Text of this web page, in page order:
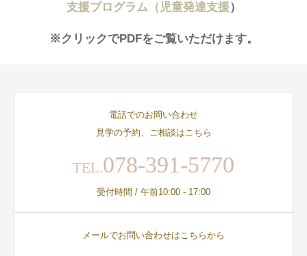
支援プログラム（児童発達支援）
※クリックでPDFをご覧いただけます。
電話でのお問い合わせ
見学の予約、ご相談はこちら
TEL.078-391-5770
受付時間 / 午前10:00 - 17:00
メールでお問い合わせはこちらから